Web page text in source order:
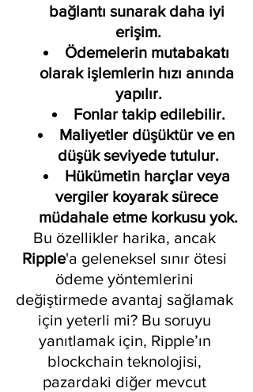
bağlantı sunarak daha iyi
erişim.
Ödemelerin mutabakatı
olarak işlemlerin hızı anında
yapılır.
Fonlar takip edilebilir.
Maliyetler düşüktür ve en
düşük seviyede tutulur.
Hükümetin harçlar veya
vergiler koyarak sürece
müdahale etme korkusu yok.
Bu özellikler harika, ancak
Ripple'a geleneksel sınır ötesi
ödeme yöntemlerini
değiştirmede avantaj sağlamak
için yeterli mi? Bu soruyu
yanıtlamak için, Ripple’ın
blockchain teknolojisi,
pazardaki diğer mevcut